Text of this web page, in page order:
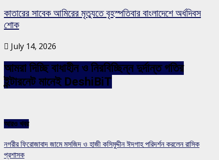
কাতারের সাবেক আমিরের মৃত্যুতে বৃহস্পতিবার বাংলাদেশে অর্ধদিবস
শোক
July 14, 2026
আমরা দিচ্ছি বাধাহীন ও নিরবিচ্ছিন্ন দুর্দান্ত গতির
ইন্টারনেট মানেই DeshiBiT
আরও খবর
নগরীর ফিরোজাবাদ জামে মসজিদ ও হাজী কসিমুদ্দীন ঈদগাহ পরিদর্শন করলেন রাসিক
প্রশাসক